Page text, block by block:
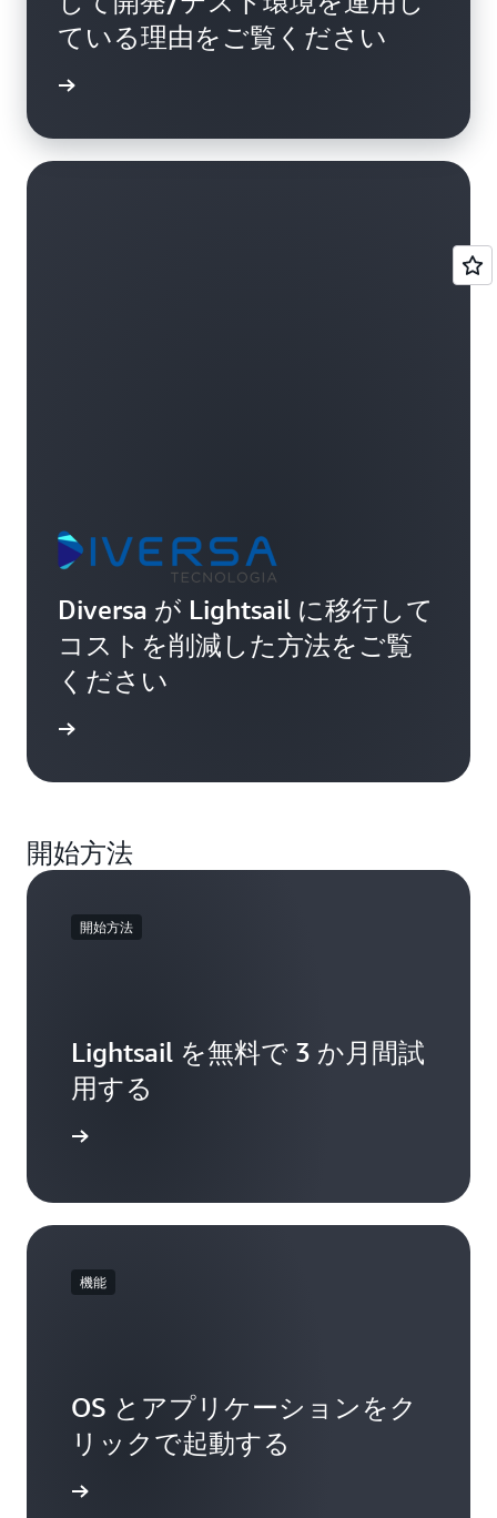
ている理由をご覧ください
Diversa が Lightsail に移行して
コストを削減した方法をご覧
ください
開始方法
開始方法
Lightsail を無料で 3 か月間試
用する
機能
OS とアプリケーションをク
リックで起動する